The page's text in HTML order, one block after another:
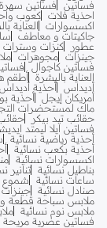
فساتين
فساتين سهرة
احذية فلات كعوب
اكسسوارات
العناية
جاكيتات و معاطف
عطور
كنزات وسترات
جينزات مجوهرات
فساتين كاجوال
العناية بالبشرة أطقم
أديداس أحذية أديداس
أمريكان إيجل أحذية
ماك لمستحضرات
حقائب تيد بيكر
فساتين ايلا ليمتد
أحذية رياضية نسائية
أحذية بكعب نسائية
اكسسوارات نسائية
بناطيل نسائية تنانير
ساعات نسائية
شموع
صنادل نسائية جينزات
ملابس سباحة قطعة
ملابس نوم نسائية
فساتين عصرية مريحة